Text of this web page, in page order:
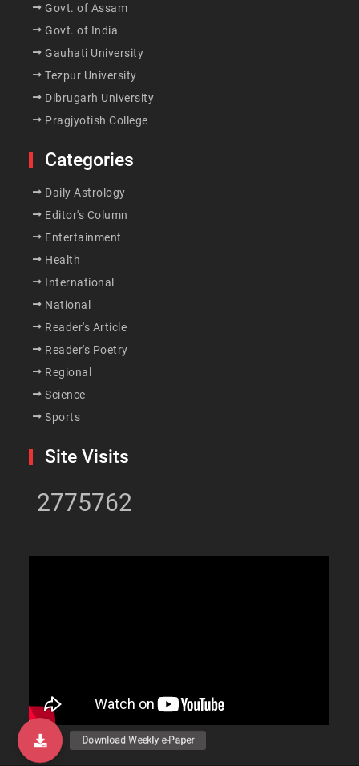
Govt. of Assam
Govt. of India
Gauhati University
Tezpur University
Dibrugarh University
Pragjyotish College
Categories
Daily Astrology
Editor's Column
Entertainment
Health
International
National
Reader's Article
Reader's Poetry
Regional
Science
Sports
Site Visits
2775762